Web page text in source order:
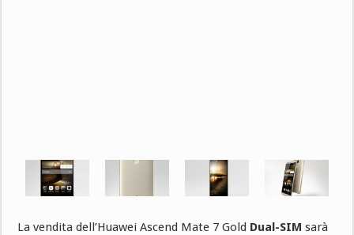
La vendita dell’Huawei Ascend Mate 7 Gold Dual-SIM sarà